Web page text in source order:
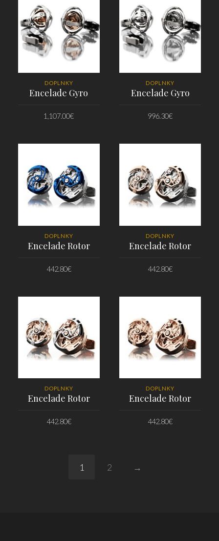
DOPLNKY
Encelade Gyro
1,107.00€
DOPLNKY
Encelade Gyro
996.30€
DOPLNKY
Encelade Rotor
442.80€
DOPLNKY
Encelade Rotor
442.80€
DOPLNKY
Encelade Rotor
442.80€
DOPLNKY
Encelade Rotor
442.80€
1 2 →